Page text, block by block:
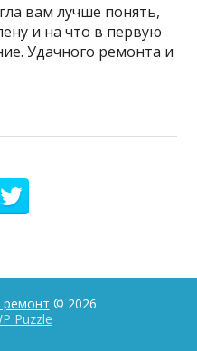
вам лучше понять,
и на что в первую
Удачного ремонта и
ремонт © 2026
Puzzle